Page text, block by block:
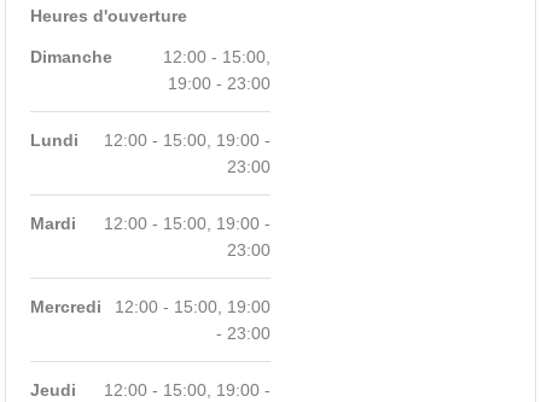
Heures d'ouverture
Dimanche
12:00 - 15:00,
19:00 - 23:00
Lundi
12:00 - 15:00, 19:00 -
23:00
Mardi
12:00 - 15:00, 19:00 -
23:00
Mercredi
12:00 - 15:00, 19:00
- 23:00
Jeudi
12:00 - 15:00, 19:00 -